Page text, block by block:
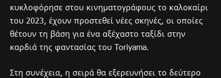
κυκλοφόρησε στου κινηματογράφους το καλοκαίρι
του 2023, έχουν προστεθεί νέες σκηνές, οι οποίες
θέτουν τη βάση για ένα αξέχαστο ταξίδι στην
καρδιά της φαντασίας του Toriyama.
Στη συνέχεια, η σειρά θα εξερευνήσει το δεύτερο